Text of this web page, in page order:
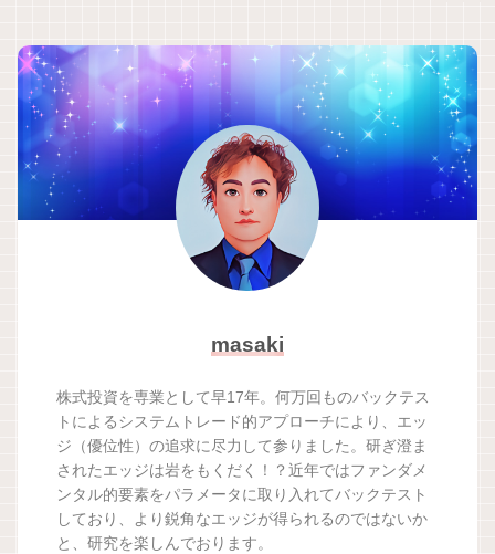
masaki
株式投資を専業として早17年。何万回ものバックテス
トによるシステムトレード的アプローチにより、エッ
ジ（優位性）の追求に尽力して参りました。研ぎ澄ま
されたエッジは岩をもくだく！？近年ではファンダメ
ンタル的要素をパラメータに取り入れてバックテスト
しており、より鋭角なエッジが得られるのではないか
と、研究を楽しんでおります。